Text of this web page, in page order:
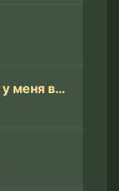
От того что ты такой у меня внутри любовь